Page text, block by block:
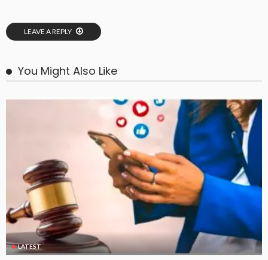
LEAVE A REPLY
You Might Also Like
LATEST